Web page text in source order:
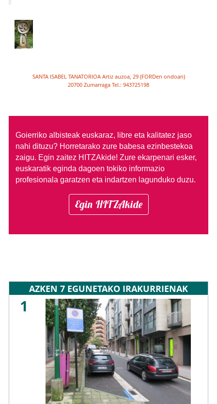
SANTA ISABEL TANATORIOA Artiz auzoa, 29 (FORDen ondoan)
20700 Zumarraga Tel.: 943725198
Goierriko albisteak euskaraz, libre eta kalitatez jaso
nahi dituzu? Horretarako zure babesa ezinbestekoa
zaigu. Egin zaitez HITZAkide! Zure ekarpenari esker,
euskaratik eginda dagoen tokiko informazio
profesionala garatzen eta indartzen lagunduko duzu.
Egin HITZAkide
AZKEN 7 EGUNETAKO IRAKURRIENAK
1